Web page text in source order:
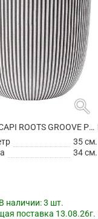
search
КАШПО CAPI ROOTS GROOVE PLANTER BALL IVORY
35 см.
34 см.
наличии:3 шт.
поставка 13.08.26г.